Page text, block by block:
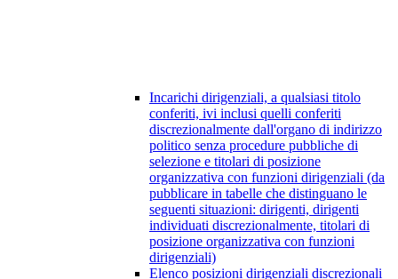
Incarichi dirigenziali, a qualsiasi titolo
conferiti, ivi inclusi quelli conferiti
discrezionalmente dall'organo di indirizzo
politico senza procedure pubbliche di
selezione e titolari di posizione
organizzativa con funzioni dirigenziali (da
pubblicare in tabelle che distinguano le
seguenti situazioni: dirigenti, dirigenti
individuati discrezionalmente, titolari di
posizione organizzativa con funzioni
dirigenziali)
Elenco posizioni dirigenziali discrezionali